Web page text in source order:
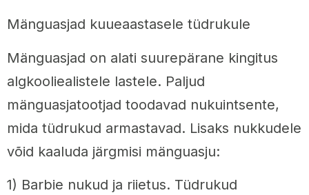
Mänguasjad kuueaastasele tüdrukule
Mänguasjad on alati suurepärane kingitus
algkooliealistele lastele. Paljud
mänguasjatootjad toodavad nukuintsente,
mida tüdrukud armastavad. Lisaks nukkudele
võid kaaluda järgmisi mänguasju:
1) Barbie nukud ja riietus. Tüdrukud